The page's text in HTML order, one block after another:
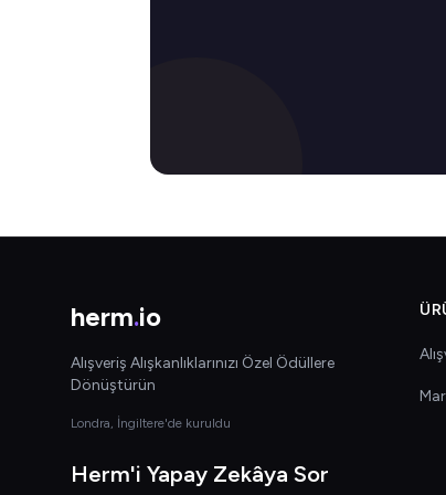
herm.io
Alışveriş Alışkanlıklarınızı Özel Ödüllere
Dönüştürün
Londra, İngiltere'de kuruldu
Herm'i Yapay Zekâya Sor